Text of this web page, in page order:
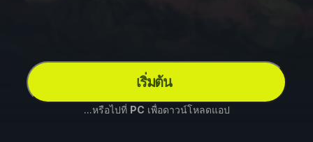
เริ่มต้น
...หรือไปที่ PC เพื่อดาวน์โหลดแอป